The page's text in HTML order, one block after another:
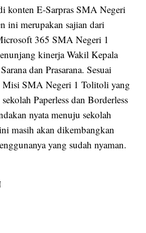
konten E-Sarpras SMA Negeri
ini merupakan sajian dari
365 SMA Negeri 1
kinerja Wakil Kepala
dan Prasarana. Sesuai
Misi SMA Negeri 1 Tolitoli yang
Paperless dan Borderless
nyata menuju sekolah
masih akan dikembangkan
yang sudah nyaman.